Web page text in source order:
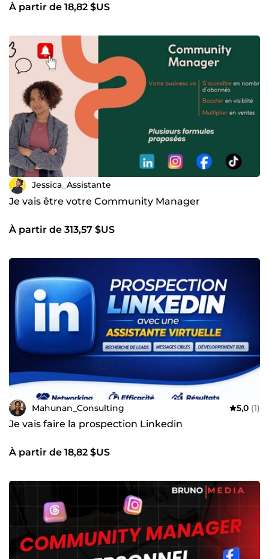
À partir de 18,82 $US
Jessica_Assistante
Je vais être votre Community Manager
À partir de 313,57 $US
Mahunan_Consulting 5,0 (1)
Je vais faire la prospection Linkedin
À partir de 18,82 $US